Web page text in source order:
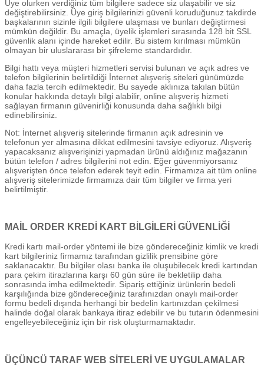
Üye olurken verdiğiniz tüm bilgilere sadece siz ulaşabilir ve siz
değiştirebilirsiniz. Üye giriş bilgilerinizi güvenli koruduğunuz takdirde
başkalarının sizinle ilgili bilgilere ulaşması ve bunları değiştirmesi
mümkün değildir. Bu amaçla, üyelik işlemleri sırasında 128 bit SSL
güvenlik alanı içinde hareket edilir. Bu sistem kırılması mümkün
olmayan bir uluslararası bir şifreleme standardıdır.
Bilgi hattı veya müşteri hizmetleri servisi bulunan ve açık adres ve
telefon bilgilerinin belirtildiği İnternet alışveriş siteleri günümüzde
daha fazla tercih edilmektedir. Bu sayede aklınıza takılan bütün
konular hakkında detaylı bilgi alabilir, online alışveriş hizmeti
sağlayan firmanın güvenirliği konusunda daha sağlıklı bilgi
edinebilirsiniz.
Not: İnternet alışveriş sitelerinde firmanın açık adresinin ve
telefonun yer almasına dikkat edilmesini tavsiye ediyoruz. Alışveriş
yapacaksanız alışverişinizi yapmadan ürünü aldığınız mağazanın
bütün telefon / adres bilgilerini not edin. Eğer güvenmiyorsanız
alışverişten önce telefon ederek teyit edin. Firmamıza ait tüm online
alışveriş sitelerimizde firmamıza dair tüm bilgiler ve firma yeri
belirtilmiştir.
MAİL ORDER KREDİ KART BİLGİLERİ GÜVENLİĞİ
Kredi kartı mail-order yöntemi ile bize göndereceğiniz kimlik ve kredi
kart bilgileriniz firmamız tarafından gizlilik prensibine göre
saklanacaktır. Bu bilgiler olası banka ile oluşubilecek kredi kartından
para çekim itirazlarına karşı 60 gün süre ile bekletilip daha
sonrasında imha edilmektedir. Sipariş ettiğiniz ürünlerin bedeli
karşılığında bize göndereceğiniz tarafınızdan onaylı mail-order
formu bedeli dışında herhangi bir bedelin kartınızdan çekilmesi
halinde doğal olarak bankaya itiraz edebilir ve bu tutarın ödenmesini
engelleyebileceğiniz için bir risk oluşturmamaktadır.
ÜÇÜNCÜ TARAF WEB SİTELERİ VE UYGULAMALAR